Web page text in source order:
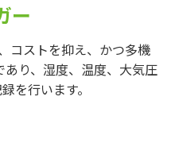
ー
コストを抑え、かつ多機
り、湿度、温度、大気圧
を行います。